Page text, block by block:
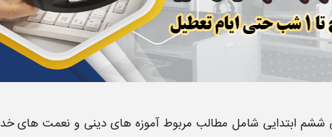
ابتدایی شامل مطالب مربوط آموزه های دینی و نعمت های